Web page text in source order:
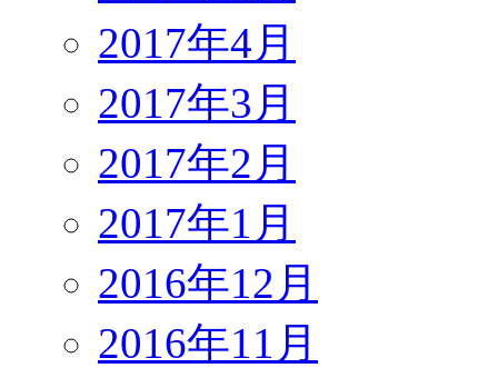
2017年4月
2017年3月
2017年2月
2017年1月
2016年12月
2016年11月